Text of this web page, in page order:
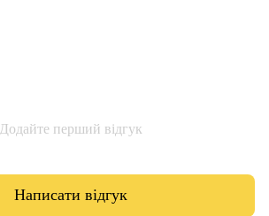
Додайте перший відгук
Написати відгук